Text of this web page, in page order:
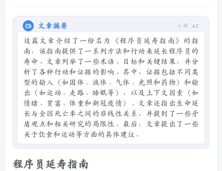
文章摘要 小妖 AI
这篇文章介绍了一份名为《程序员延寿指南》的指
南，该指南提供了一系列方法和行动来延长程序员的
寿命。文章列举了一些术语、目标和关键结果，并分
析了各种行动和证据的影响。其中，证据包括不同类
型的输入（如固体、液体、气体、光照和药物）和输
出（如运动、走路、睡眠等），以及上下文因素（如
情绪、贫富、体重和新冠疫情）。文章还指出生命延
长与全因死亡率之间的非线性关系，并提到了一些矛
盾观点和相关研究的局限性。最后，文章提出了一些
关于饮食和运动等方面的具体建议。
程序员延寿指南